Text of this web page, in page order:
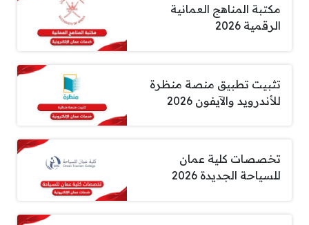
مكتبة المناهج العمانية
الرقمية 2026
تثبيت تطبيق منصة منظرة
للأندرويد والآيفون 2026
تخصصات كلية عمان
للسياحة الجديدة 2026